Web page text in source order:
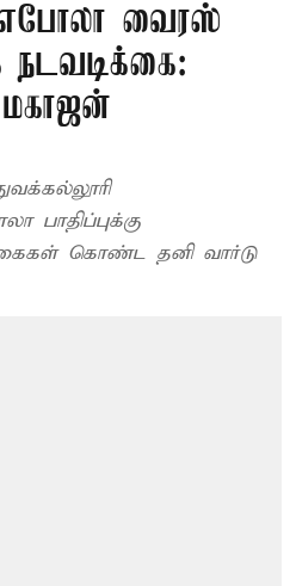
எபோலா வைரஸ்
நடவடிக்கை:
பாதிப்புக்கு
கொண்ட தனி வார்டு